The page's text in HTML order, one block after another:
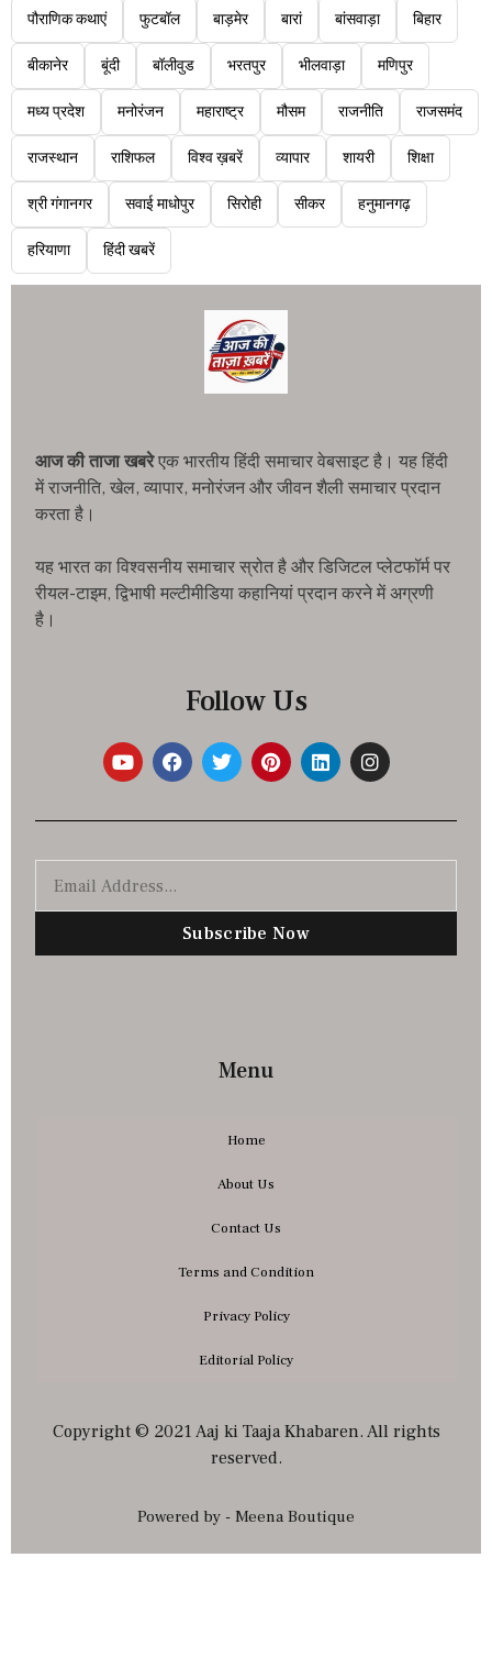
पौराणिक कथाएं फुटबॉल बाड़मेर बारां बांसवाड़ा बिहार
बीकानेर बूंदी बॉलीवुड भरतपुर भीलवाड़ा मणिपुर
मध्य प्रदेश मनोरंजन महाराष्ट्र मौसम राजनीति राजसमंद
राजस्थान राशिफल विश्व ख़बरें व्यापार शायरी शिक्षा
श्री गंगानगर सवाई माधोपुर सिरोही सीकर हनुमानगढ़
हरियाणा हिंदी खबरें
आज की ताजा खबरेएक भारतीय हिंदी समाचार वेबसाइट है। यह हिंदी
में राजनीति, खेल, व्यापार, मनोरंजन और जीवन शैली समाचार प्रदान
करता है।
यह भारत का विश्वसनीय समाचार स्रोत है और डिजिटल प्लेटफॉर्म पर
रीयल-टाइम, द्विभाषी मल्टीमीडिया कहानियां प्रदान करने में अग्रणी
है।
Follow Us
Subscribe Now
Menu
Home
About Us
Contact Us
Terms and Condition
Privacy Policy
Editorial Policy
Copyright © 2021 Aaj ki Taaja Khabaren. All rights
reserved.
Powered by - Meena Boutique